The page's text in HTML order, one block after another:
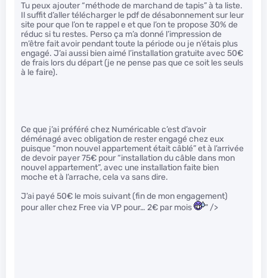
Tu peux ajouter “méthode de marchand de tapis” à ta liste.
Il suffit d’aller télécharger le pdf de désabonnement sur leur
site pour que l’on te rappel e et que l’on te propose 30% de
réduc si tu restes. Perso ça m’a donné l’impression de
m’être fait avoir pendant toute la période ou je n’étais plus
engagé. J’ai aussi bien aimé l’installation gratuite avec 50€
de frais lors du départ (je ne pense pas que ce soit les seuls
à le faire).
Ce que j’ai préféré chez Numéricable c’est d’avoir
déménagé avec obligation de rester engagé chez eux
puisque “mon nouvel appartement était câblé” et à l’arrivée
de devoir payer 75€ pour “installation du câble dans mon
nouvel appartement”, avec une installation faite bien
moche et à l’arrache, cela va sans dire.
J’ai payé 50€ le mois suivant (fin de mon engagement)
pour aller chez Free via VP pour… 2€ par mois
" />